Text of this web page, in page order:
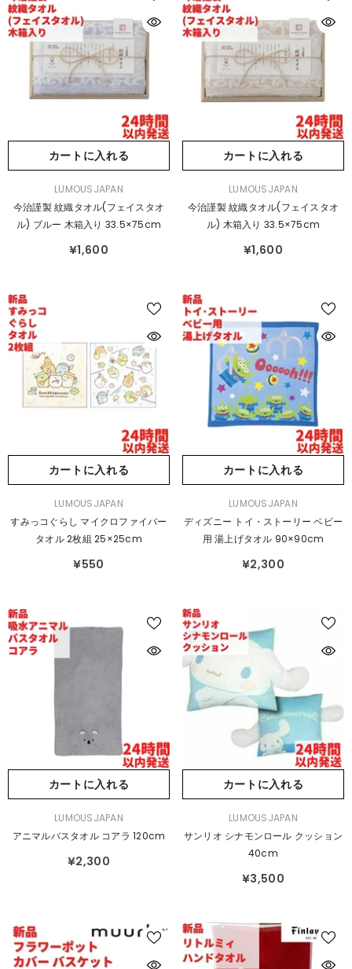
カートに入れる
売
元：
LUMOUSJAPAN
今治謹製 紋織タオル(フェイスタオ
ル) ブルー 木箱入り 33.5×75cm
¥1,600
カートに入れる
売
LUMOUSJAPAN
今治謹製 紋織タオル(フェイスタオ
ル) 木箱入り 33.5×75cm
¥1,600
カートに入れる
売
LUMOUSJAPAN
すみっコぐらし マイクロファイバー
タオル 2枚組 25×25cm
¥550
カートに入れる
売
LUMOUSJAPAN
ディズニー トイ・ストーリー ベビー
用 湯上げタオル 90×90cm
¥2,300
カートに入れる
売
LUMOUSJAPAN
アニマルバスタオル コアラ 120cm
¥2,300
カートに入れる
売
LUMOUSJAPAN
サンリオ シナモンロール クッション
40cm
¥3,500